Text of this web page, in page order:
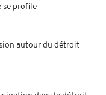
se profile
autour du détroit